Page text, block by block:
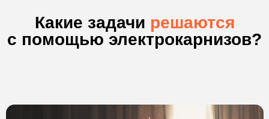
Бесплатный